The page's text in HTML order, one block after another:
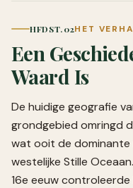
HFDST. 02HET
Een
Waard Is
De huidige geografie
grondgebied omringd
wat ooit de dominante
westelijke Stille
16e eeuw